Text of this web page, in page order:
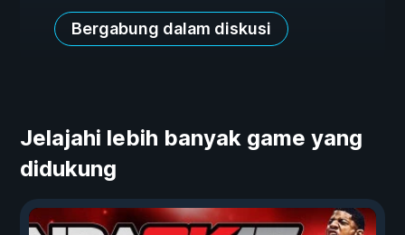
Bergabung dalam diskusi
Jelajahi lebih banyak game yang
didukung